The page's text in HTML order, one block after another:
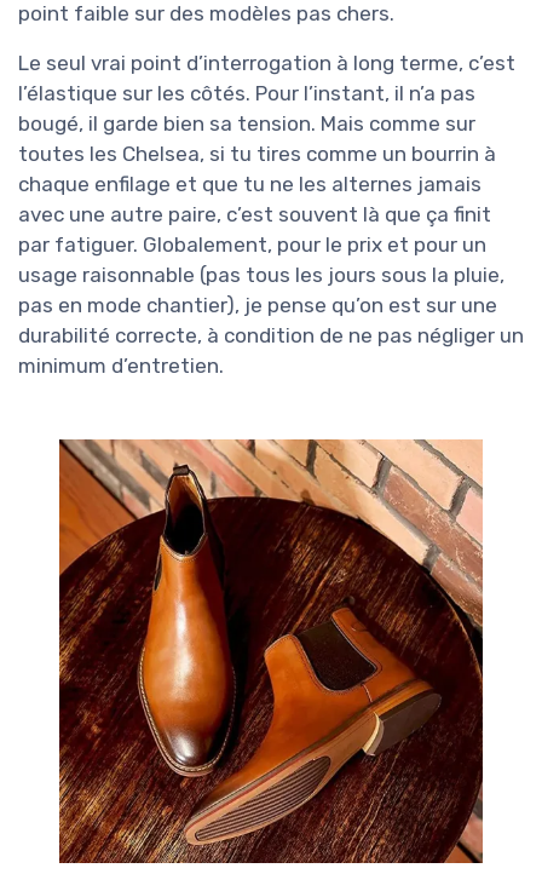
point faible sur des modèles pas chers.
Le seul vrai point d’interrogation à long terme, c’est
l’élastique sur les côtés. Pour l’instant, il n’a pas
bougé, il garde bien sa tension. Mais comme sur
toutes les Chelsea, si tu tires comme un bourrin à
chaque enfilage et que tu ne les alternes jamais
avec une autre paire, c’est souvent là que ça finit
par fatiguer. Globalement, pour le prix et pour un
usage raisonnable (pas tous les jours sous la pluie,
pas en mode chantier), je pense qu’on est sur une
durabilité correcte, à condition de ne pas négliger un
minimum d’entretien.